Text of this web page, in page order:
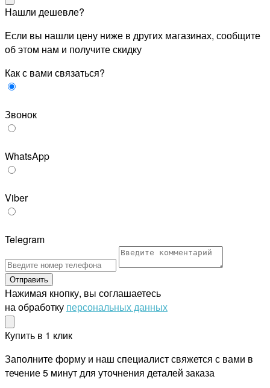
Нашли дешевле?
Если вы нашли цену ниже в других магазинах, сообщите
об этом нам и получите скидку
Как с вами связаться?
Звонок
WhatsApp
Viber
Telegram
Отправить
Нажимая кнопку, вы соглашаетесь
на обработку персональных данных
Купить в 1 клик
Заполните форму и наш специалист свяжется с вами в
течение 5 минут для уточнения деталей заказа